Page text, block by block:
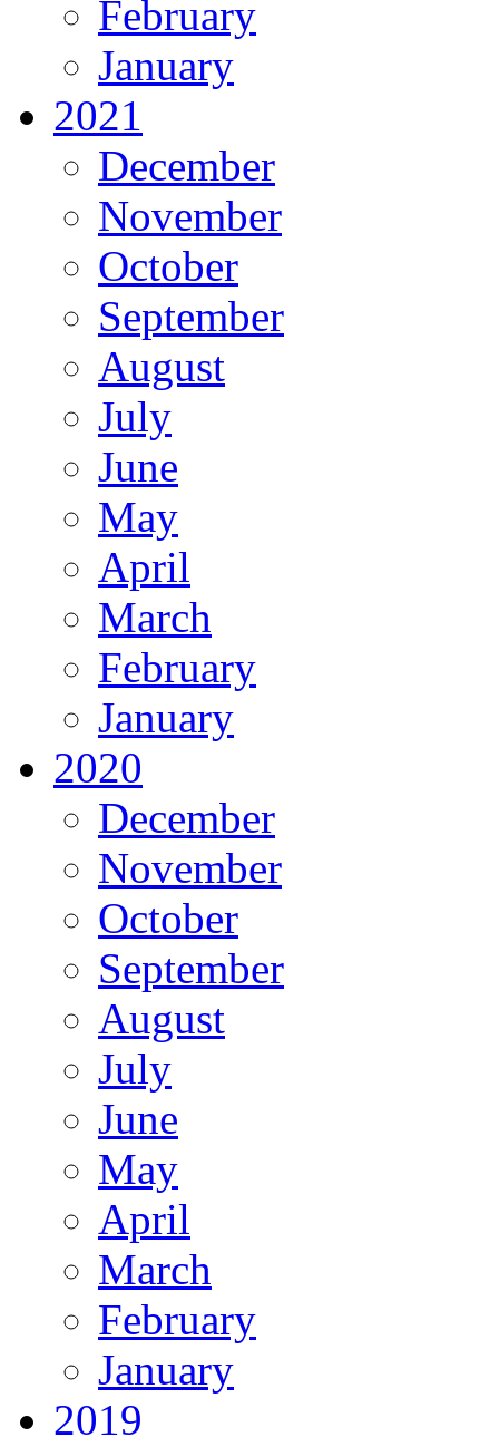
February
January
2021
December
November
October
September
August
July
June
May
April
March
February
January
2020
December
November
October
September
August
July
June
May
April
March
February
January
2019